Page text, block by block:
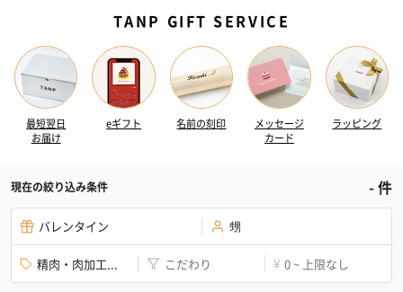
TANP GIFT SERVICE
最短翌日
お届け
eギフト 名前の刻印
メッセージ
カード
ラッピング
現在の絞り込み条件 -件
バレンタイン 甥
精肉・肉加工... こだわり ¥ 0 ~ 上限なし